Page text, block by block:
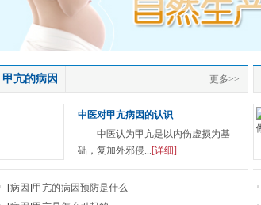
甲亢的病因 更多>>
中医对甲亢病因的认识
中医认为甲亢是以内伤虚损为基
础，复加外邪侵...[详细]
[病因]甲亢的病因预防是什么